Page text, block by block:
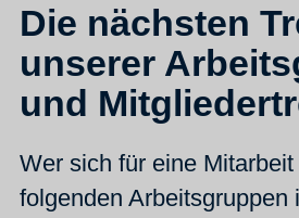
Die nächsten
unserer
und
Wer sich für eine
folgenden Arbeitsgruppen